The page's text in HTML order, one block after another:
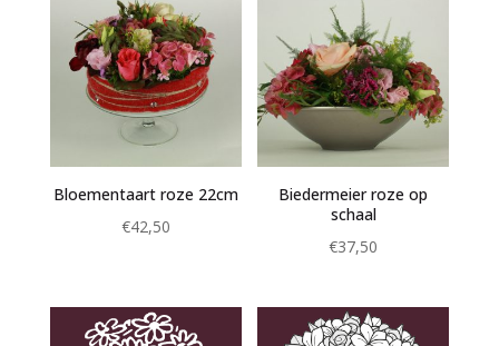
Bloementaart roze 22cm
€42,50
Biedermeier roze op
schaal
€37,50